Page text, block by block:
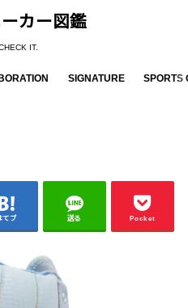
カー図鑑
IT.
SIGNATURE SPORTS
てブ 送る Pocket